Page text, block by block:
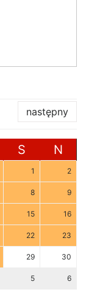
następny
S N
1 2
8 9
15 16
22 23
29 30
5 6